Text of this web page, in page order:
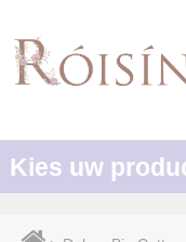
Kies uw